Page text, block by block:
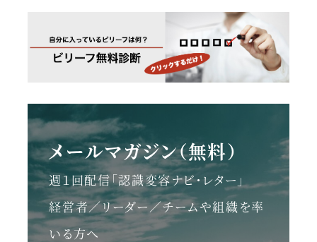
メールマガジン（無料）
週１回配信「認識変容ナビ・レター」
経営者／リーダー／チームや組織を率
いる方へ